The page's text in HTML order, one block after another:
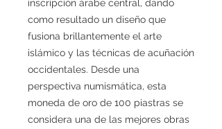
inscripción árabe central, dando
como resultado un diseño que
fusiona brillantemente el arte
islámico y las técnicas de acuñación
occidentales. Desde una
perspectiva numismática, esta
moneda de oro de 100 piastras se
considera una de las mejores obras